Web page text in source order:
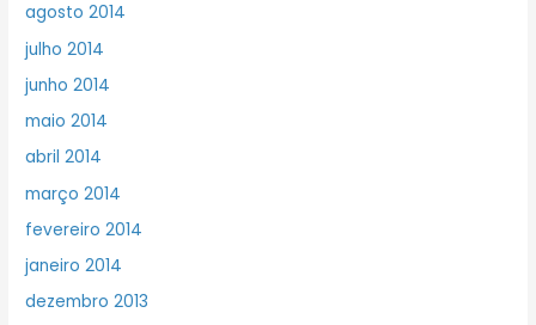
agosto 2014
julho 2014
junho 2014
maio 2014
abril 2014
março 2014
fevereiro 2014
janeiro 2014
dezembro 2013